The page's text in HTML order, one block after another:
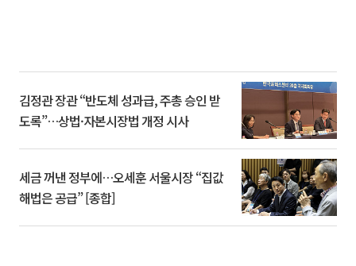
김정관 장관 “반도체 성과급, 주총 승인 받
도록”…상법·자본시장법 개정 시사
세금 꺼낸 정부에…오세훈 서울시장 “집값
해법은 공급” [종합]